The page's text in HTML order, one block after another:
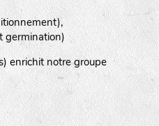
germination)
enrichit notre groupe